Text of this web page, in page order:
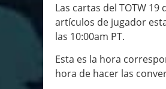
Las cartas del TOTW
artículos de jugador
las 10:00am PT.
Esta es la hora
hora de hacer las